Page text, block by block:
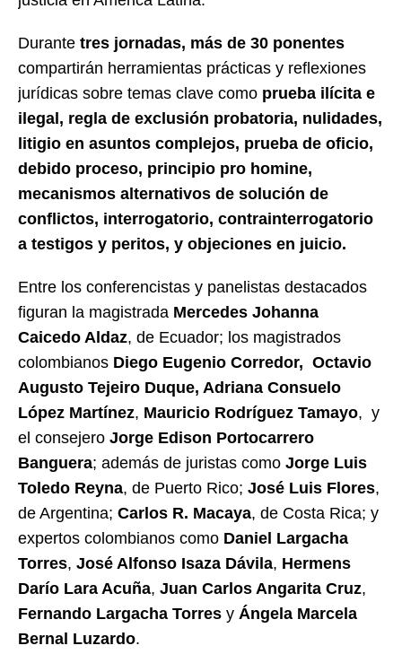
Durante tres jornadas, más de 30 ponentes
compartirán herramientas prácticas y reflexiones
jurídicas sobre temas clave como prueba ilícita e
ilegal, regla de exclusión probatoria, nulidades,
litigio en asuntos complejos, prueba de oficio,
debido proceso, principio pro homine,
mecanismos alternativos de solución de
conflictos, interrogatorio, contrainterrogatorio
a testigos y peritos, y objeciones en juicio.
Entre los conferencistas y panelistas destacados
figuran la magistrada Mercedes Johanna
Caicedo Aldaz, de Ecuador; los magistrados
colombianos Diego Eugenio Corredor, Octavio
Augusto Tejeiro Duque, Adriana Consuelo
López Martínez, Mauricio Rodríguez Tamayo, y
el consejero Jorge Edison Portocarrero
Banguera; además de juristas como Jorge Luis
Toledo Reyna, de Puerto Rico; José Luis Flores,
de Argentina; Carlos R. Macaya, de Costa Rica; y
expertos colombianos como Daniel Largacha
Torres, José Alfonso Isaza Dávila, Hermens
Darío Lara Acuña, Juan Carlos Angarita Cruz,
Fernando Largacha Torres y Ángela Marcela
Bernal Luzardo.